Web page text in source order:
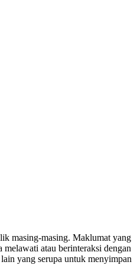
masing-masing. Maklumat yang
atau berinteraksi dengan
yang serupa untuk menyimpan